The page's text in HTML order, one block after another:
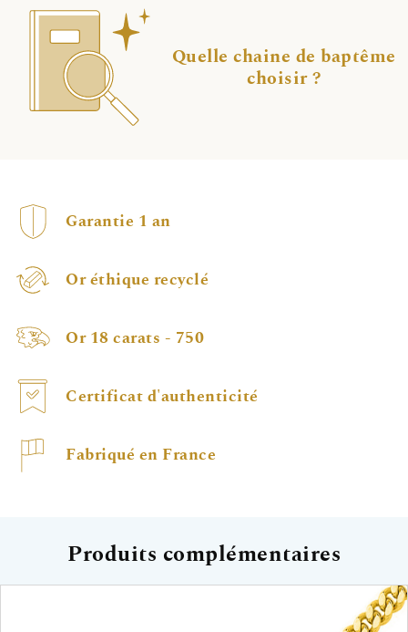
Quelle chaine de baptême
choisir ?
Garantie 1 an
Or éthique recyclé
Or 18 carats - 750
Certificat d'authenticité
Fabriqué en France
Produits complémentaires